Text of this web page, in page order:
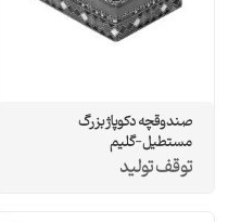
صندوقچه دکوپاژ بزرگ
مستطيل-گلیم
توقف تولید